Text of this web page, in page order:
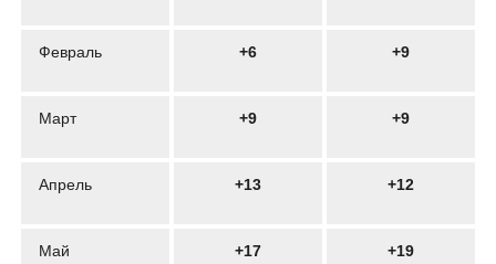
Февраль +6 +9
Март +9 +9
Апрель +13 +12
Май +17 +19